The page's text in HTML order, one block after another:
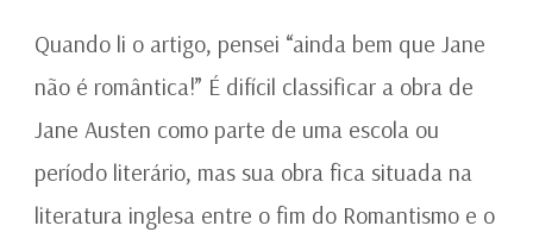
Quando li o artigo, pensei “ainda bem que Jane
não é romântica!” É difícil classificar a obra de
Jane Austen como parte de uma escola ou
período literário, mas sua obra fica situada na
literatura inglesa entre o fim do Romantismo e o